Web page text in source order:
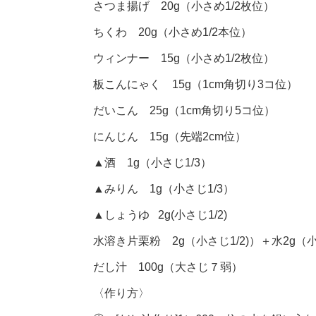
さつま揚げ 20g（小さめ1/2枚位）
ちくわ 20g（小さめ1/2本位）
ウィンナー 15g（小さめ1/2枚位）
板こんにゃく 15g（1cm角切り3コ位）
だいこん 25g（1cm角切り5コ位）
にんじん 15g（先端2cm位）
▲酒 1g（小さじ1/3）
▲みりん 1g（小さじ1/3）
▲しょうゆ 2g(小さじ1/2)
水溶き片栗粉 2g（小さじ1/2)）＋水2g（小
だし汁 100g（大さじ７弱）
〈作り方〉